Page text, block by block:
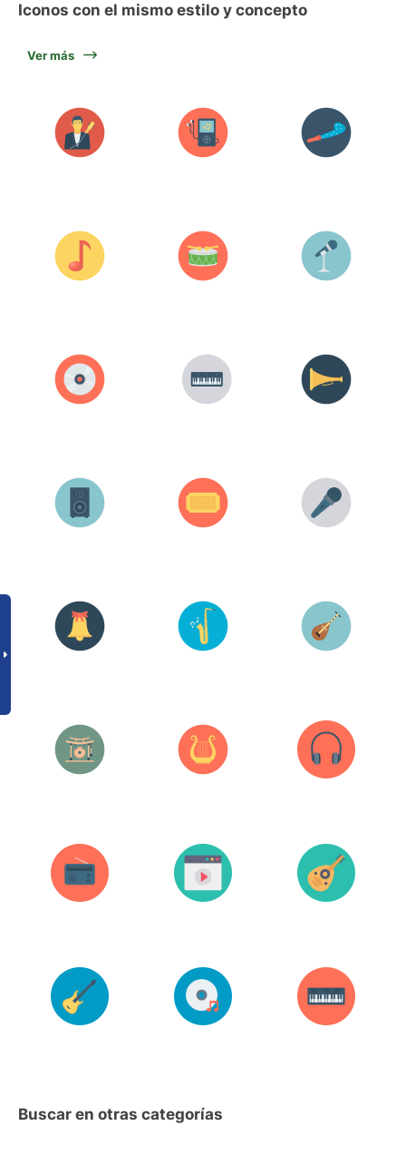
Iconos con el mismo estilo y concepto
Ver más
Buscar en otras categorías